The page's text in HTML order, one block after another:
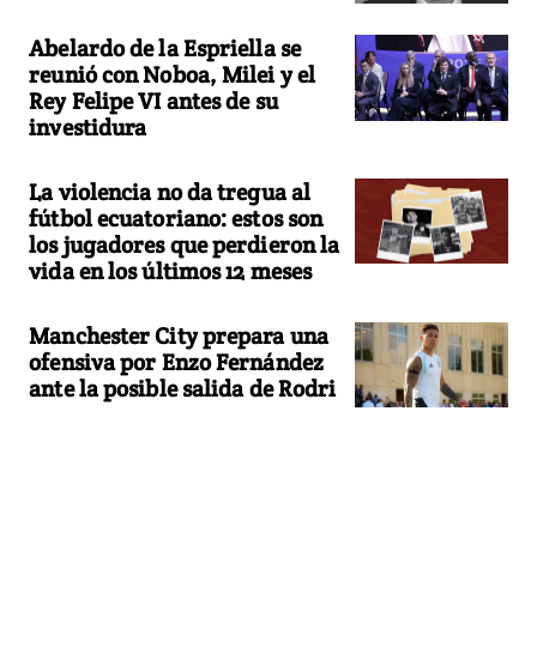
Abelardo de la Espriella se
reunió con Noboa, Milei y el
Rey Felipe VI antes de su
investidura
La violencia no da tregua al
fútbol ecuatoriano: estos son
los jugadores que perdieron la
vida en los últimos 12 meses
Manchester City prepara una
ofensiva por Enzo Fernández
ante la posible salida de Rodri